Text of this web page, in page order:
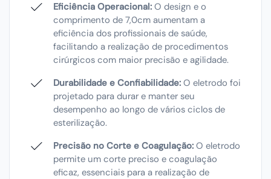
Eficiência Operacional: O design e o
comprimento de 7,0cm aumentam a
eficiência dos profissionais de saúde,
facilitando a realização de procedimentos
cirúrgicos com maior precisão e agilidade.
Durabilidade e Confiabilidade: O eletrodo foi
projetado para durar e manter seu
desempenho ao longo de vários ciclos de
esterilização.
Precisão no Corte e Coagulação: O eletrodo
permite um corte preciso e coagulação
eficaz, essenciais para a realização de